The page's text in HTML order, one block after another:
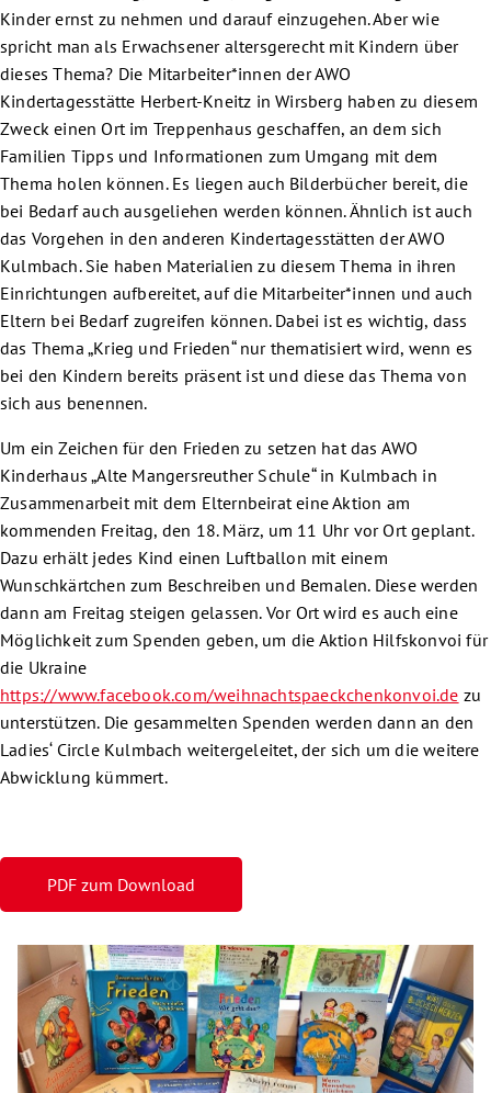
Kinder ernst zu nehmen und darauf einzugehen. Aber wie
spricht man als Erwachsener altersgerecht mit Kindern über
dieses Thema? Die Mitarbeiter*innen der AWO
Kindertagesstätte Herbert-Kneitz in Wirsberg haben zu diesem
Zweck einen Ort im Treppenhaus geschaffen, an dem sich
Familien Tipps und Informationen zum Umgang mit dem
Thema holen können. Es liegen auch Bilderbücher bereit, die
bei Bedarf auch ausgeliehen werden können. Ähnlich ist auch
das Vorgehen in den anderen Kindertagesstätten der AWO
Kulmbach. Sie haben Materialien zu diesem Thema in ihren
Einrichtungen aufbereitet, auf die Mitarbeiter*innen und auch
Eltern bei Bedarf zugreifen können. Dabei ist es wichtig, dass
das Thema „Krieg und Frieden“ nur thematisiert wird, wenn es
bei den Kindern bereits präsent ist und diese das Thema von
sich aus benennen.
Um ein Zeichen für den Frieden zu setzen hat das AWO
Kinderhaus „Alte Mangersreuther Schule“ in Kulmbach in
Zusammenarbeit mit dem Elternbeirat eine Aktion am
kommenden Freitag, den 18. März, um 11 Uhr vor Ort geplant.
Dazu erhält jedes Kind einen Luftballon mit einem
Wunschkärtchen zum Beschreiben und Bemalen. Diese werden
dann am Freitag steigen gelassen. Vor Ort wird es auch eine
Möglichkeit zum Spenden geben, um die Aktion Hilfskonvoi für
die Ukraine
https://www.facebook.com/weihnachtspaeckchenkonvoi.de zu
unterstützen. Die gesammelten Spenden werden dann an den
Ladies‘ Circle Kulmbach weitergeleitet, der sich um die weitere
Abwicklung kümmert.
PDF zum Download